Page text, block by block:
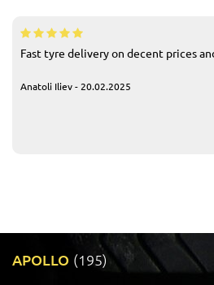
Fast tyre delivery on decent prices
Anatoli Iliev - 20.02.2025
APOLLO (195)